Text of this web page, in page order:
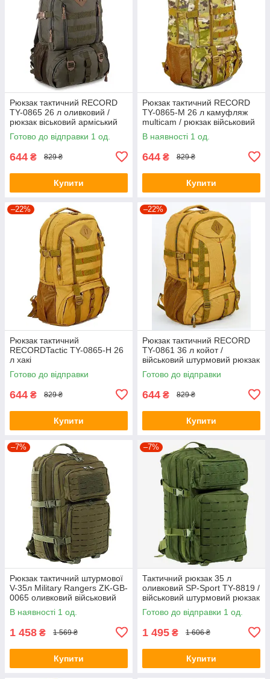
Рюкзак тактичний RECORD
TY-0865 26 л оливковий /
рюкзак віськовий арміський
оливковий
Готово до відправки 1 од.
644 ₴ 829 ₴
Купити
Рюкзак тактичний RECORD
TY-0865-M 26 л камуфляж
multicam / рюкзак військовий
армійський мультикам
В наявності 1 од.
644 ₴ 829 ₴
Купити
–22%
Рюкзак тактичний
RECORDTactic TY-0865-H 26
л хакі
Готово до відправки
644 ₴ 829 ₴
Купити
–22%
Рюкзак тактичний RECORD
TY-0861 36 л койот /
військовий штурмовий рюкзак
Готово до відправки
644 ₴ 829 ₴
Купити
–7%
Рюкзак тактичний штурмової
V-35л Military Rangers ZK-GB-
0065 оливковий військовий
рюкзак
В наявності 1 од.
1 458 ₴ 1 569 ₴
Купити
–7%
Тактичний рюкзак 35 л
оливковий SP-Sport TY-8819 /
військовий штурмовий рюкзак
Готово до відправки 1 од.
1 495 ₴ 1 606 ₴
Купити